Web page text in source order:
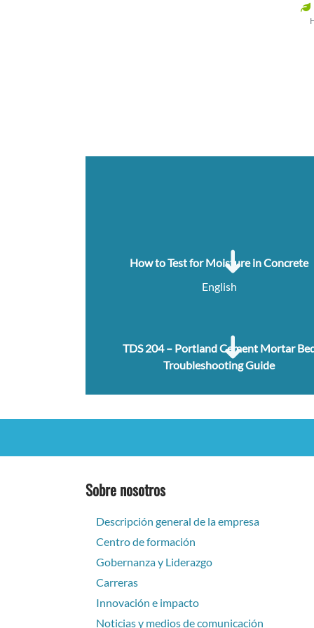
How to Test for Moisture in Concrete
English
TDS 204 – Portland Cement Mortar
Troubleshooting Guide
Sobre nosotros
Descripción general de la empresa
Centro de formación
Gobernanza y Liderazgo
Carreras
Innovación e impacto
Noticias y medios de comunicación